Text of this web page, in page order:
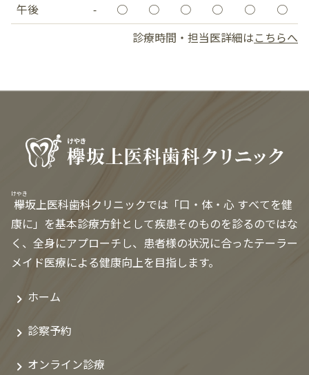
午後
- ○ ○ ○ ○ ○
○
診療時間・担当医詳細はこちらへ
欅
けやき
坂上医科歯科クリニックでは「口・体・心 すべてを健
康に」を基本診療方針として疾患そのものを診るのではな
く、全身にアプローチし、患者様の状況に合ったテーラー
メイド医療による健康向上を目指します。
ホーム
診察予約
オンライン診療